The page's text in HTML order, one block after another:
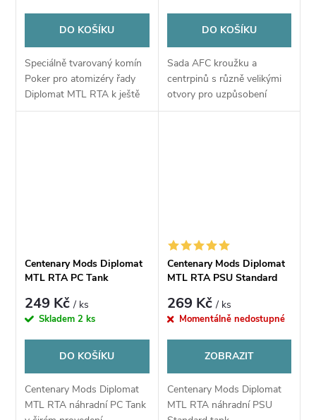
DO KOŠÍKU
Speciálně tvarovaný komín
Poker pro atomizéry řady
Diplomat MTL RTA k ještě
lepšímu podání chuti
DO KOŠÍKU
Sada AFC kroužku a
centrpinů s různě velikými
otvory pro uzpůsobení
airflow. Dle výrobce
Centenary Mods Diplomat
MTL RTA PC Tank
249 Kč/ ks
Skladem2 ks
DO KOŠÍKU
Centenary Mods Diplomat
MTL RTA náhradní PC Tank
Centenary Mods Diplomat
MTL RTA PSU Standard
269 Kč/ ks
Momentálně nedostupné
ZOBRAZIT
Centenary Mods Diplomat
MTL RTA náhradní PSU